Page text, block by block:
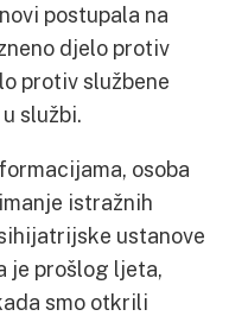
postupala na
djelo protiv
protiv službene
službi.
osoba
istražnih
ustanove
je prošlog ljeta,
smo otkrili